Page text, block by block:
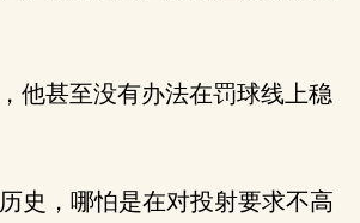
他甚至没有办法在罚球线上稳
史，哪怕是在对投射要求不高